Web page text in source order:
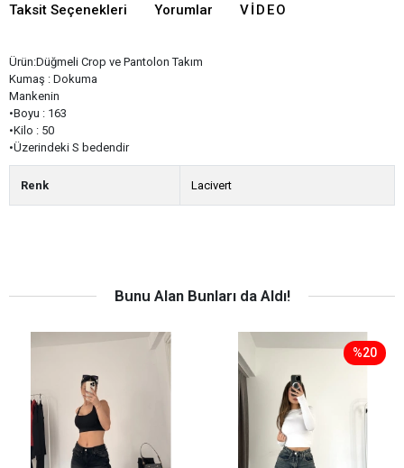
Taksit Seçenekleri Yorumlar VIDEO
Ürün:Düğmeli Crop ve Pantolon Takım
Kumaş : Dokuma
Mankenin
•Boyu : 163
•Kilo : 50
•Üzerindeki S bedendir
Renk Lacivert
Bunu Alan Bunları da Aldı!
%20